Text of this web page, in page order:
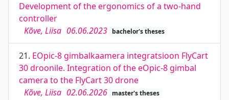
Development of the ergonomics of a two-hand
controller
Kõve, Liisa 06.06.2023 bachelor's theses
21. EOpic-8 gimbalkaamera integratsioon FlyCart
30 droonile. Integration of the eOpic-8 gimbal
camera to the FlyCart 30 drone
Kõve, Liisa 02.06.2026 master's theses